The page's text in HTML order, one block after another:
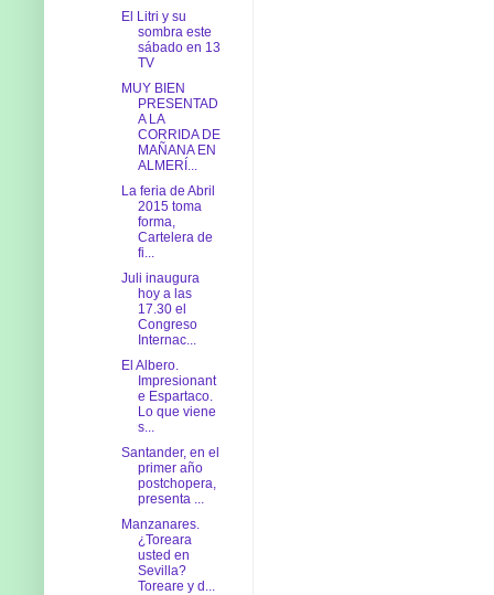
El Litri y su
sombra este
sábado en 13
TV
MUY BIEN
PRESENTAD
A LA
CORRIDA DE
MAÑANA EN
ALMERÍ...
La feria de Abril
2015 toma
forma,
Cartelera de
fi...
Juli inaugura
hoy a las
17.30 el
Congreso
Internac...
El Albero.
Impresionant
e Espartaco.
Lo que viene
s...
Santander, en el
primer año
postchopera,
presenta ...
Manzanares.
¿Toreara
usted en
Sevilla?
Toreare y d...